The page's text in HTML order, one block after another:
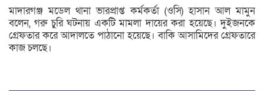
মাদারগঞ্জ মডেল থানা ভারপ্রাপ্ত কর্মকর্তা (ওসি) হাসান আল মামুন
বলেন, গরু চুরি ঘটনায় একটি মামলা দায়ের করা হয়েছে। দুইজনকে
গ্রেফতার করে আদালতে পাঠানো হয়েছে। বাকি আসামিদের গ্রেফতারে
কাজ চলছে।